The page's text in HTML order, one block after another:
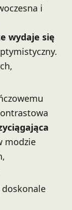
i
wydaje się
modzie